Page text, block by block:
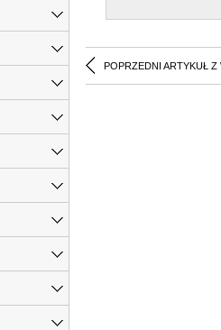
POPRZEDNI ARTYKUŁ Z